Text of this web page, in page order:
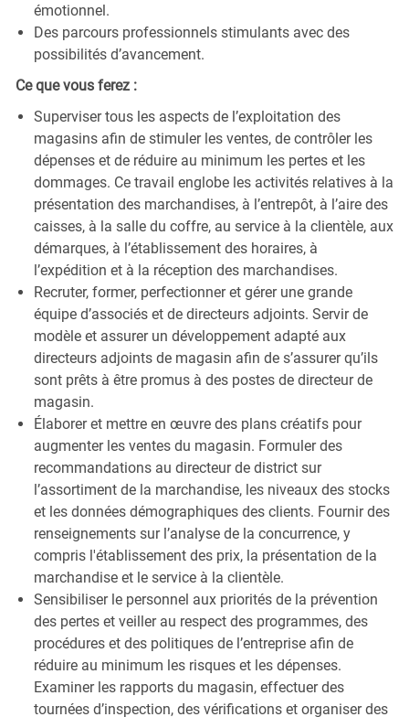
émotionnel.
Des parcours professionnels stimulants avec des
possibilités d’avancement.
Ce que vous ferez :
Superviser tous les aspects de l’exploitation des
magasins afin de stimuler les ventes, de contrôler les
dépenses et de réduire au minimum les pertes et les
dommages. Ce travail englobe les activités relatives à la
présentation des marchandises, à l’entrepôt, à l’aire des
caisses, à la salle du coffre, au service à la clientèle, aux
démarques, à l’établissement des horaires, à
l’expédition et à la réception des marchandises.
Recruter, former, perfectionner et gérer une grande
équipe d’associés et de directeurs adjoints. Servir de
modèle et assurer un développement adapté aux
directeurs adjoints de magasin afin de s’assurer qu’ils
sont prêts à être promus à des postes de directeur de
magasin.
Élaborer et mettre en œuvre des plans créatifs pour
augmenter les ventes du magasin. Formuler des
recommandations au directeur de district sur
l’assortiment de la marchandise, les niveaux des stocks
et les données démographiques des clients. Fournir des
renseignements sur l’analyse de la concurrence, y
compris l'établissement des prix, la présentation de la
marchandise et le service à la clientèle.
Sensibiliser le personnel aux priorités de la prévention
des pertes et veiller au respect des programmes, des
procédures et des politiques de l’entreprise afin de
réduire au minimum les risques et les dépenses.
Examiner les rapports du magasin, effectuer des
tournées d’inspection, des vérifications et organiser des